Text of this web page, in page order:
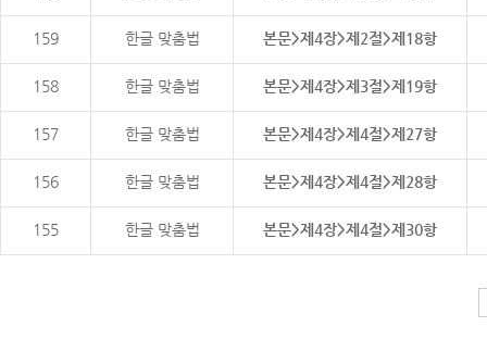
159 한글 맞춤법 본문>제4장>제2절>제18항
158 한글 맞춤법 본문>제4장>제3절>제19항
157 한글 맞춤법 본문>제4장>제4절>제27항
156 한글 맞춤법 본문>제4장>제4절>제28항
155 한글 맞춤법 본문>제4장>제4절>제30항